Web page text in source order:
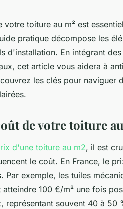
votre toiture au m² est
pratique décompose les
d'installation. En intégrant
cet article vous aidera à
les clés pour naviguer
de votre toiture
d'une toiture au m2, il est
le coût. En France, le
Par exemple, les tuiles
atteindre 100 €/m² une fois
représentant souvent 40 à